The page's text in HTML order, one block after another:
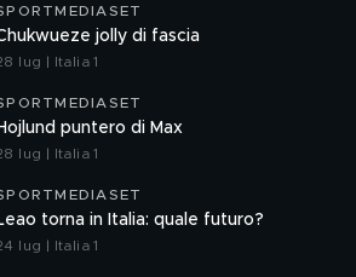
jolly di fascia
lug | Italia 1
puntero di Max
lug | Italia 1
torna in Italia: quale futuro?
lug | Italia 1